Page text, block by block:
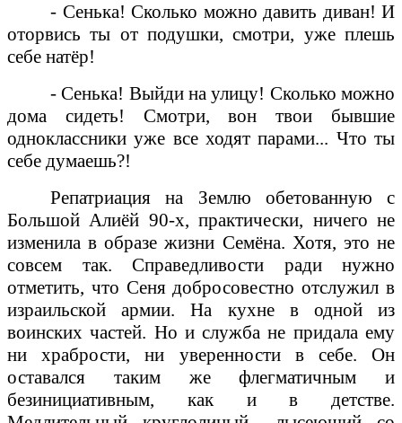
- Сенька! Сколько можно давить диван! И
оторвись ты от подушки, смотри, уже плешь
себе натёр!
- Сенька! Выйди на улицу! Сколько можно
дома сидеть! Смотри, вон твои бывшие
одноклассники уже все ходят парами... Что ты
себе думаешь?!
Репатриация на Землю обетованную с
Большой Алиёй 90-х, практически, ничего не
изменила в образе жизни Семёна. Хотя, это не
совсем так. Справедливости ради нужно
отметить, что Сеня добросовестно отслужил в
израильской армии. На кухне в одной из
воинских частей. Но и служба не придала ему
ни храбрости, ни уверенности в себе. Он
оставался таким же флегматичным и
безинициативным, как и в детстве.